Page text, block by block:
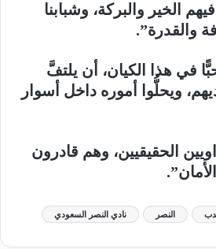
الخير والبركة، وشبابنا
والقدرة”.
في هذا الكيان، أن يلتفَّ
ويحلُّوا أموره داخل أسوار
الحقيقيين، وهم قادرون
النصر نادي النصر السعودي